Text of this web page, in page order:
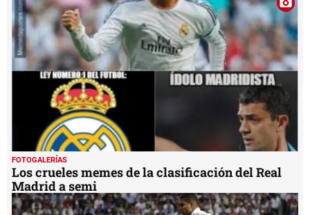
minute,
0
FOTOGALERÍAS
Los crueles memes de la clasificación del Real
Madrid a semi